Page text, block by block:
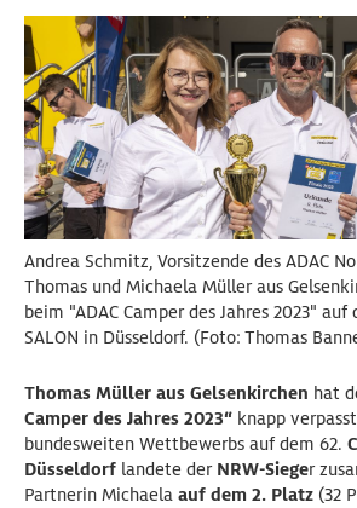
Andrea Schmitz, Vorsitzende des ADAC
Thomas und Michaela Müller aus
beim "ADAC Camper des Jahres 2023" auf
SALON in Düsseldorf. (Foto: Thomas
Thomas Müller aus Gelsenkirchen hat
Camper des Jahres 2023“ knapp
bundesweiten Wettbewerbs auf dem 62.
Düsseldorf landete derNRW-Sieger
Partnerin Michaela auf dem 2. Platz (32